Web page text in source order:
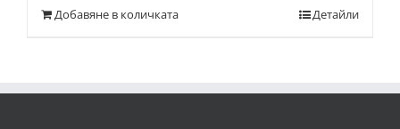
Добавяне в количката Детайли